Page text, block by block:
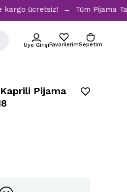
ücretsiz! → Tüm Pijama
Üye GirişiFavorilerimSepetim
Pijama